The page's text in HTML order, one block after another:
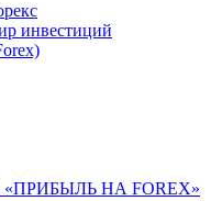
инвестиций
НА FOREX»